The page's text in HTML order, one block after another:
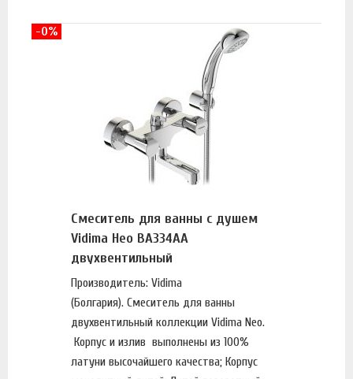
Смеситель для ванны с душем
Vidima Нео BA334AA
двухвентильный
Производитель: Vidima
(Болгария). Смеситель для ванны
двухвентильный коллекции Vidima Neo.
Корпус и излив выполнены из 100%
латуни высочайшего качества; Корпус
-0%